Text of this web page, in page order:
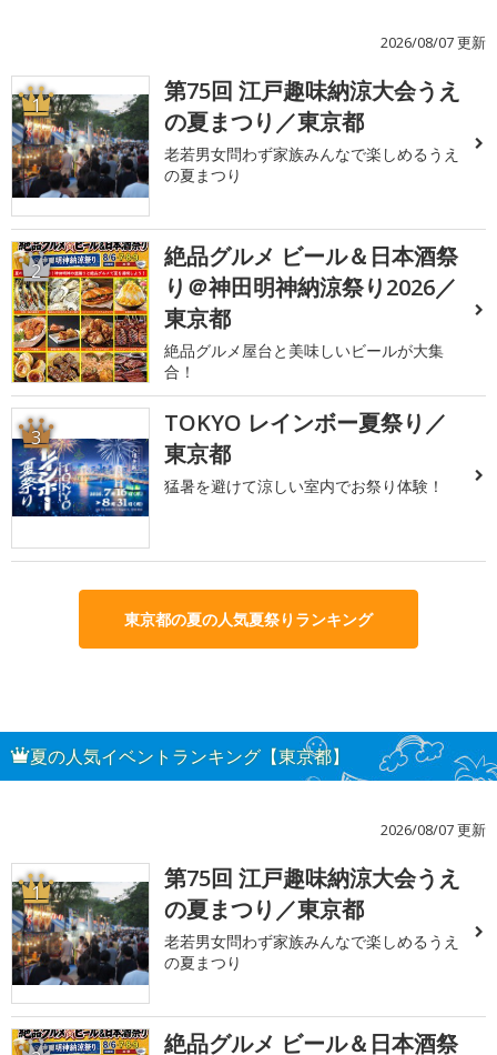
2026/08/07 更新
1
第75回 江戸趣味納涼大会うえ
の夏まつり／東京都
老若男女問わず家族みんなで楽しめるうえ
の夏まつり
2
絶品グルメ ビール＆日本酒祭
り＠神田明神納涼祭り2026／
東京都
絶品グルメ屋台と美味しいビールが大集
合！
3
TOKYO レインボー夏祭り／
東京都
猛暑を避けて涼しい室内でお祭り体験！
東京都の夏の人気夏祭りランキング
夏の人気イベントランキング【東京都】
2026/08/07 更新
1
第75回 江戸趣味納涼大会うえ
の夏まつり／東京都
老若男女問わず家族みんなで楽しめるうえ
の夏まつり
絶品グルメ ビール＆日本酒祭